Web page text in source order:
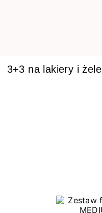
3+3 na lakiery i żele